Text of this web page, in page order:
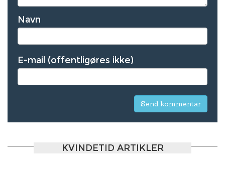
Navn
E-mail (offentligøres ikke)
KVINDETID ARTIKLER